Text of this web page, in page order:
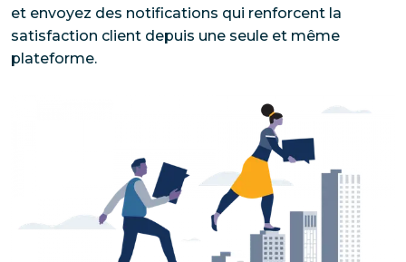
et envoyez des notifications qui renforcent la
satisfaction client depuis une seule et même
plateforme.